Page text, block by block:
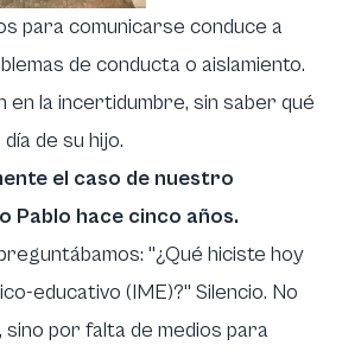
para comunicarse conduce a
de conducta o aislamiento.
en la incertidumbre, sin saber qué
de su hijo.
el caso de nuestro
Pablo hace cinco años.
"¿Qué hiciste hoy
educativo (IME)?" Silencio. No
por falta de medios para